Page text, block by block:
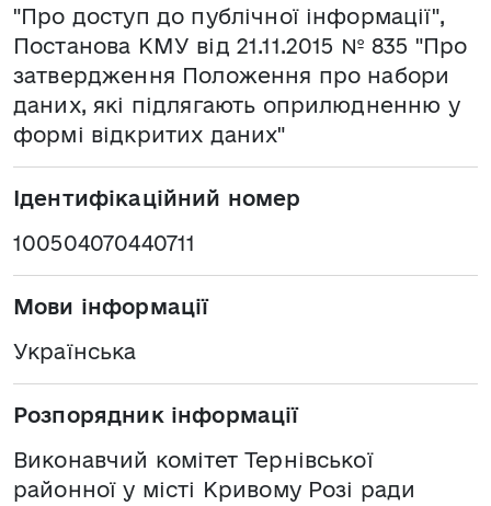
"Про доступ до публічної інформації",
Постанова КМУ від 21.11.2015 № 835 "Про
затвердження Положення про набори
даних, які підлягають оприлюдненню у
формі відкритих даних"
Ідентифікаційний номер
100504070440711
Мови інформації
Українська
Розпорядник інформації
Виконавчий комітет Тернівської
районної у місті Кривому Розі ради